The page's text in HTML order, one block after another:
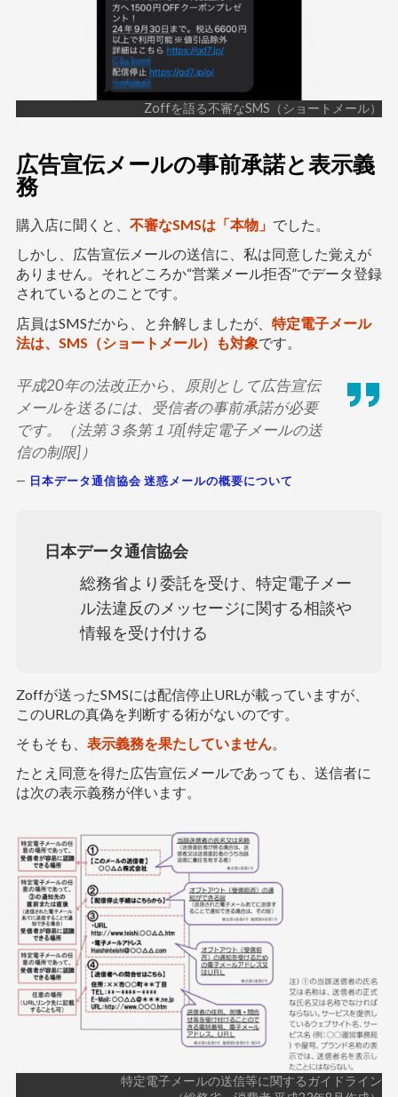
Zoffを語る不審なSMS（ショートメール）
広告宣伝メールの事前承諾と表示義
務
購入店に聞くと、 不審なSMSは「本物」 でした。
しかし、広告宣伝メールの送信に、私は同意した覚えが
ありません。それどころか“営業メール拒否”でデータ登録
されているとのことです。
店員はSMSだから、と弁解しましたが、 特定電子メール
法は、SMS（ショートメール）も対象です。
平成20年の法改正から、原則として広告宣伝
メールを送るには、受信者の事前承諾が必要
です。（法第３条第１項[特定電子メールの送
信の制限]）
日本データ通信協会 迷惑メールの概要について
日本データ通信協会
総務省より委託を受け、特定電子メー
ル法違反のメッセージに関する相談や
情報を受け付ける
Zoffが送ったSMSには配信停止URLが載っていますが、
このURLの真偽を判断する術がないのです。
そもそも、 表示義務を果たしていません。
たとえ同意を得た広告宣伝メールであっても、送信者に
は次の表示義務が伴います。
特定電子メールの送信等に関するガイドライン